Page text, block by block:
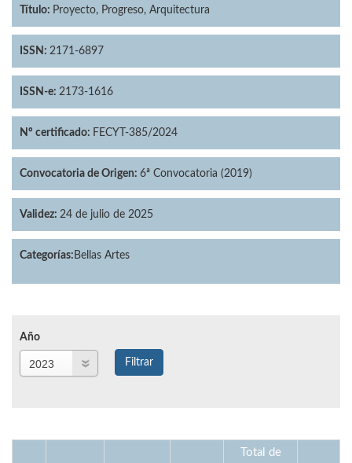
Título: Proyecto, Progreso, Arquitectura
ISSN: 2171-6897
ISSN-e: 2173-1616
Nº certificado: FECYT-385/2024
Convocatoria de Origen: 6ª Convocatoria (2019)
Validez: 24 de julio de 2025
Categorías: Bellas Artes
Año
Filtrar
Total de